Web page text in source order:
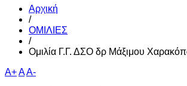
Αρχική
/
ΟΜΙΛΙΕΣ
/
Ομιλία Γ.Γ. ΔΣΟ δρ Μάξιμου
A+AA-